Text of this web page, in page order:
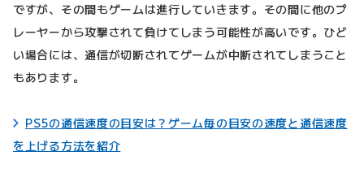
ですが、その間もゲームは進行していきます。その間に他のプ
レーヤーから攻撃されて負けてしまう可能性が高いです。ひど
い場合には、通信が切断されてゲームが中断されてしまうこと
もあります。
PS5の通信速度の目安は？ゲーム毎の目安の速度と通信速度
を上げる方法を紹介